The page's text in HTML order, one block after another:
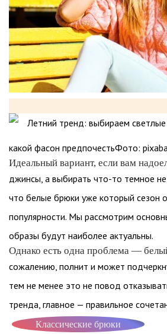
какой фасон предпочестьФото:
Идеальный вариант, если вам
джинсы, а выбирать что-то темное
что белые брюки уже который сезон
популярности. Мы рассмотрим
образы будут наиболее актуальны.
Однако есть одна проблема —
сожалению, полнит и может
тем не менее это не повод
тренда, главное — правильное
Классические брюки